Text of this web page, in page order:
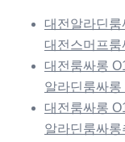
대전알라딘
대전스머프룸
대전룸싸롱
알라딘룸싸
대전룸싸롱
알라딘룸싸